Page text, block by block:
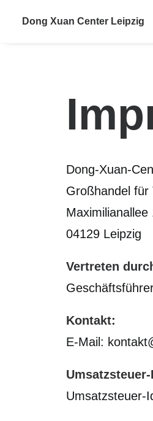
Dong Xuan Center Leipzig
Dong-Xuan-
Großhandel für
Maximilianallee
04129 Leipzig
Vertreten
Kontakt:
E-Mail:
Umsatzsteuer-
Umsatzsteuer-